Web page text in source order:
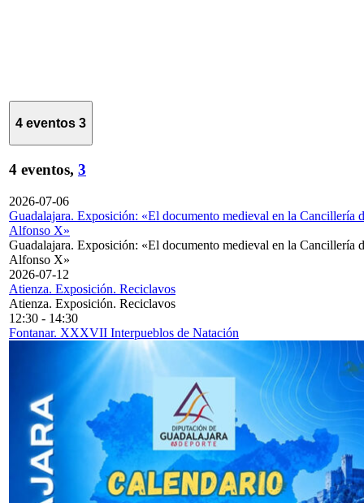
4 eventos 3
4 eventos, 3
2026-07-06
Guadalajara. Exposición: «El documento medieval en la Cancillería
Alfonso X»
Guadalajara. Exposición: «El documento medieval en la Cancillería
Alfonso X»
2026-07-12
Atienza. Exposición. Reciclavos
Atienza. Exposición. Reciclavos
12:30 - 14:30
Fontanar. XXXVII Interpueblos de Natación